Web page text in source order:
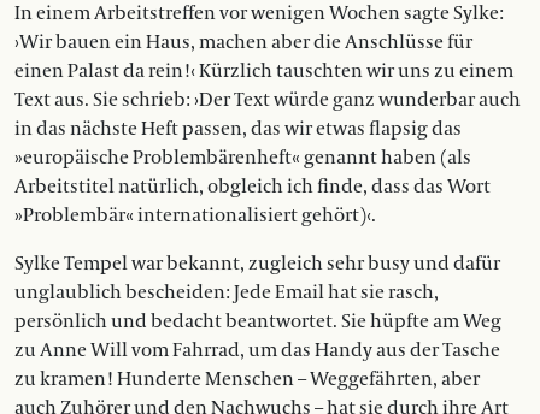
In einem Arbeitstreffen vor wenigen Wochen sagte Sylke:
›Wir bauen ein Haus, machen aber die Anschlüsse für
einen Palast da rein!‹ Kürzlich tauschten wir uns zu einem
Text aus. Sie schrieb: ›Der Text würde ganz wunderbar auch
in das nächste Heft passen, das wir etwas flapsig das
»europäische Problembärenheft« genannt haben (als
Arbeitstitel natürlich, obgleich ich finde, dass das Wort
»Pro­blembär« internationalisiert gehört)‹.
Sylke Tempel war bekannt, zugleich sehr busy und dafür
unglaublich bescheiden: Jede Email hat sie rasch,
persönlich und bedacht beantwortet. Sie hüpfte am Weg
zu Anne Will vom Fahrrad, um das Handy aus der Tasche
zu kramen! Hunderte Menschen – Weggefährten, aber
auch Zuhörer und den Nachwuchs – hat sie durch ihre Art